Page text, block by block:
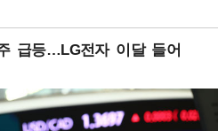
급등…LG전자 이달 들어